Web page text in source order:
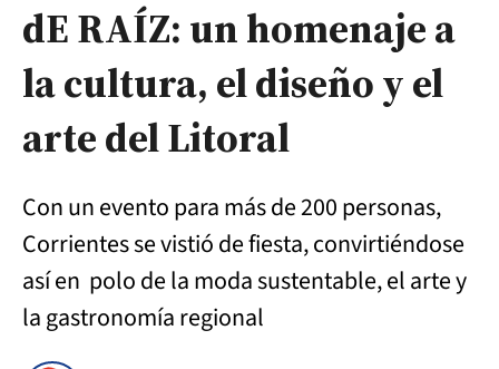
dE RAÍZ: un homenaje a
la cultura, el diseño y el
arte del Litoral
Con un evento para más de 200 personas,
Corrientes se vistió de fiesta, convirtiéndose
así en polo de la moda sustentable, el arte y
la gastronomía regional